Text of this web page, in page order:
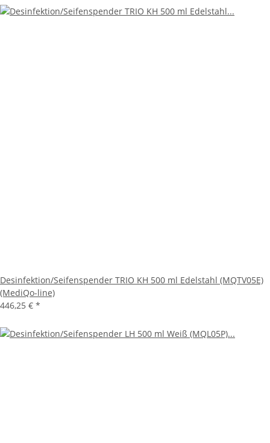
Desinfektion/Seifenspender TRIO KH 500 ml Edelstahl (MQTV05E)
(MediQo-line)
446,25 € *